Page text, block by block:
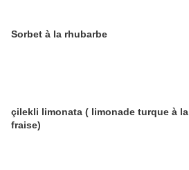
Sorbet à la rhubarbe
çilekli limonata ( limonade turque à la
fraise)